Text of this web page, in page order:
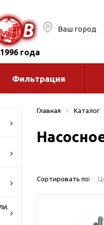
года
Ваш город
Полив
Оголовки
Фильтрация
Главная Каталог
Сортировать по: